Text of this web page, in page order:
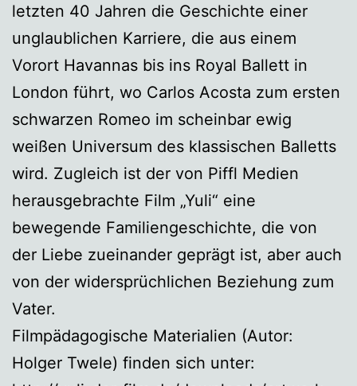
letzten 40 Jahren die Geschichte einer
unglaublichen Karriere, die aus einem
Vorort Havannas bis ins Royal Ballett in
London führt, wo Carlos Acosta zum ersten
schwarzen Romeo im scheinbar ewig
weißen Universum des klassischen Balletts
wird. Zugleich ist der von Piffl Medien
herausgebrachte Film „Yuli“ eine
bewegende Familiengeschichte, die von
der Liebe zueinander geprägt ist, aber auch
von der widersprüchlichen Beziehung zum
Vater.
Filmpädagogische Materialien (Autor:
Holger Twele) finden sich unter: